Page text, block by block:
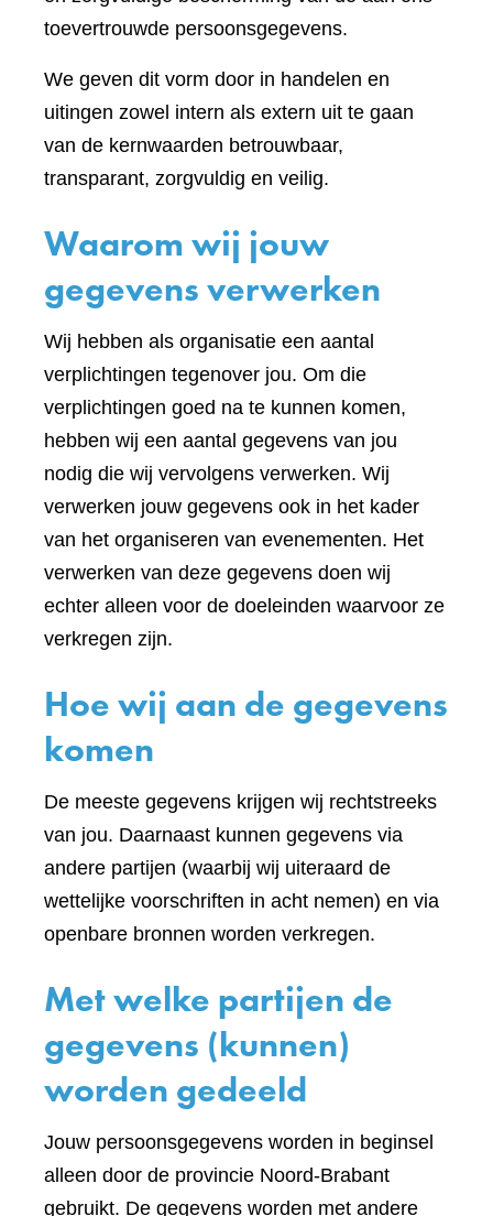
toevertrouwde persoonsgegevens.
We geven dit vorm door in handelen en
uitingen zowel intern als extern uit te gaan
van de kernwaarden betrouwbaar,
transparant, zorgvuldig en veilig.
Waarom wij jouw
gegevens verwerken
Wij hebben als organisatie een aantal
verplichtingen tegenover jou. Om die
verplichtingen goed na te kunnen komen,
hebben wij een aantal gegevens van jou
nodig die wij vervolgens verwerken. Wij
verwerken jouw gegevens ook in het kader
van het organiseren van evenementen. Het
verwerken van deze gegevens doen wij
echter alleen voor de doeleinden waarvoor ze
verkregen zijn.
Hoe wij aan de gegevens
komen
De meeste gegevens krijgen wij rechtstreeks
van jou. Daarnaast kunnen gegevens via
andere partijen (waarbij wij uiteraard de
wettelijke voorschriften in acht nemen) en via
openbare bronnen worden verkregen.
Met welke partijen de
gegevens (kunnen)
worden gedeeld
Jouw persoonsgegevens worden in beginsel
alleen door de provincie Noord-Brabant
gebruikt. De gegevens worden met andere